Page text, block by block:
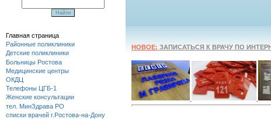
Главная страница
Районные поликлиники
Детские поликлиники
Больницы Ростова
Медицинские центры
ОКДЦ
Телефоны ЦГБ-1
Женские консультации
тел. МинЗдрава РО
списки врачей г.Ростова-на-Дону
НОВОЕ:ЗАПИСАТЬСЯ К ВРАЧУ ПО